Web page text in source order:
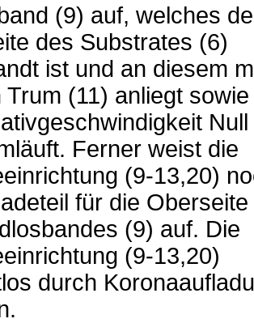
(9) auf, welches
des Substrates (6)
ist und an diesem
Trum (11) anliegt
Null
Ferner weist die
(9-13,20)
für die Oberseite
(9) auf. Die
(9-13,20)
durch